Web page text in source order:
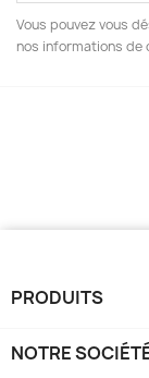
Vous pouvez vous
nos informations
PRODUITS
NOTRE